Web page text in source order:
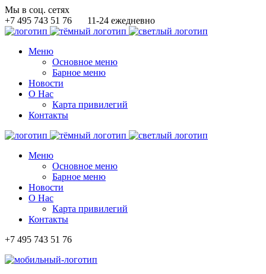
Мы в соц. сетях
+7 495 743 51 76
11-24 ежедневно
Меню
Основное меню
Барное меню
Новости
О Нас
Карта привилегий
Контакты
Меню
Основное меню
Барное меню
Новости
О Нас
Карта привилегий
Контакты
+7 495 743 51 76